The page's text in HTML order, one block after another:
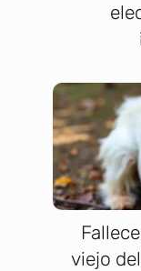
viejo